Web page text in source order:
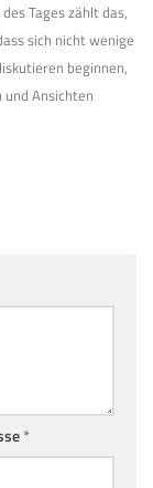
Tages zählt das,
sich nicht wenige
beginnen,
Ansichten
*